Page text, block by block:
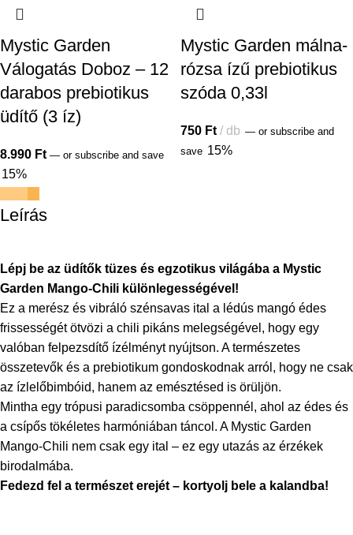
Mystic Garden
Válogatás Doboz – 12
darabos prebiotikus
üdítő (3 íz)
8.990 Ft — or subscribe and save
15%
Mystic Garden málna-
rózsa ízű prebiotikus
szóda 0,33l
750 Ft db — or subscribe and
save 15%
Leírás
Lépj be az üdítők tüzes és egzotikus világába a Mystic
Garden Mango-Chili különlegességével!
Ez a merész és vibráló szénsavas ital a lédús mangó édes
frissességét ötvözi a chili pikáns melegségével, hogy egy
valóban felpezsdítő ízélményt nyújtson. A természetes
összetevők és a prebiotikum gondoskodnak arról, hogy ne csak
az ízlelőbimbóid, hanem az emésztésed is örüljön.
Mintha egy trópusi paradicsomba csöppennél, ahol az édes és
a csípős tökéletes harmóniában táncol. A Mystic Garden
Mango-Chili nem csak egy ital – ez egy utazás az érzékek
birodalmába.
Fedezd fel a természet erejét – kortyolj bele a kalandba!